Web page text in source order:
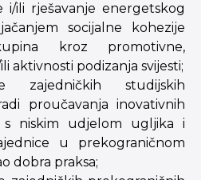
i/ili rješavanje energetskog
socijalne kohezije
kroz promotivne,
aktivnosti podizanja svijesti;
zajedničkih studijskih
proučavanja inovativnih
s niskim udjelom ugljika i
u prekograničnom
dobra praksa;